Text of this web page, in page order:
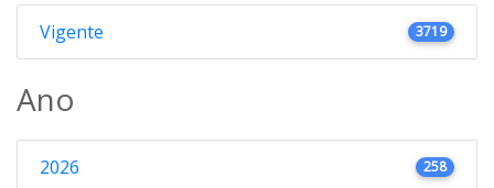
Vigente 3719
Ano
2026 258